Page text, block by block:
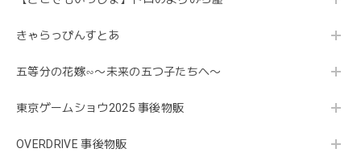
きゃらっぴんすとあ
五等分の花嫁∽〜未来の五つ子たちへ〜
東京ゲームショウ2025 事後物販
OVERDRIVE 事後物販